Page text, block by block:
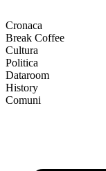
Cronaca
Break Coffee
Cultura
Politica
Dataroom
History
Comuni